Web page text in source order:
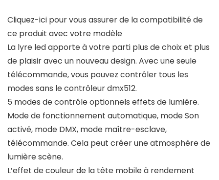
Cliquez-ici pour vous assurer de la compatibilité de
ce produit avec votre modèle
La lyre led apporte à votre parti plus de choix et plus
de plaisir avec un nouveau design. Avec une seule
télécommande, vous pouvez contrôler tous les
modes sans le contrôleur dmx512.
5 modes de contrôle optionnels effets de lumière.
Mode de fonctionnement automatique, mode Son
activé, mode DMX, mode maître-esclave,
télécommande. Cela peut créer une atmosphère de
lumière scène.
L’effet de couleur de la tête mobile à rendement